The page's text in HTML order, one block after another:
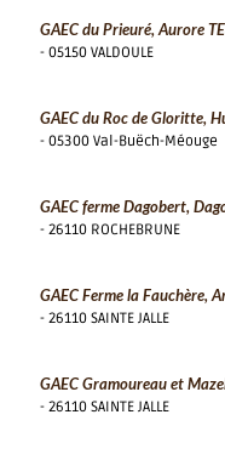
GAEC du Prieuré, Aurore
- 05150 VALDOULE
GAEC du Roc de Gloritte,
- 05300 Val-Buëch-Méouge
GAEC ferme Dagobert,
- 26110 ROCHEBRUNE
GAEC Ferme la Fauchère,
- 26110 SAINTE JALLE
GAEC Gramoureau et
- 26110 SAINTE JALLE